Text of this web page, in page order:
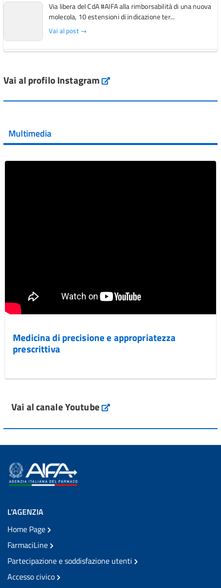
Via libera del CdA #AIFA alla rimborsabilità di una nuova
molecola, 10 estensioni di indicazione ter...
Vai al post →
Vai al post →
Vai al post →
Vai al profilo Instagram Instagram
Multimedia
Medicina di precisione e appropriatezza
prescrittiva
Vai al canale Youtube
L'AGENZIA
Home Page
FarmaciLine
Partecipazione e soddisfazione utenti
Accesso civico